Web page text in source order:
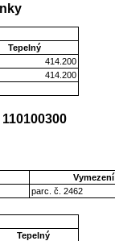
Tepelný
414.200
414.200
Vymezení
parc. č. 2462
Tepelný